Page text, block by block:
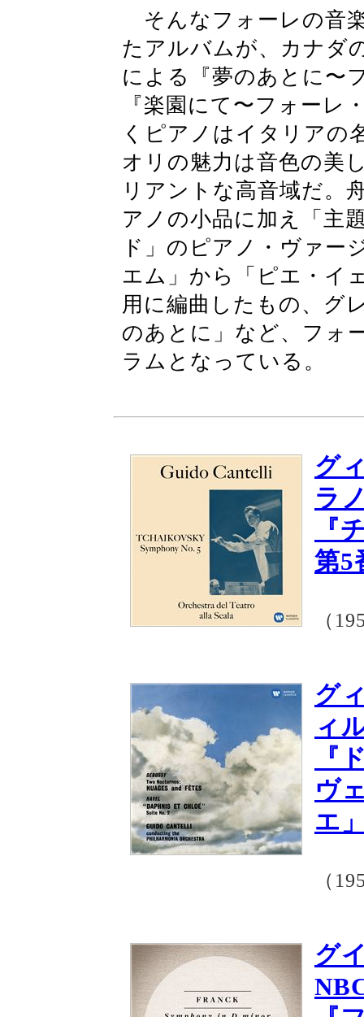
そんなフォーレの音
たアルバムが、カナダ
による『夢のあとに〜
『楽園にて〜フォーレ
くピアノはイタリアの
オリの魅力は音色の美
リアントな高音域だ。
アノの小品に加え「主
ド」のピアノ・ヴァー
エム」から「ピエ・イ
用に編曲したもの、グ
のあとに」など、フォ
ラムとなっている。
グ
ラ
『
第5
（
グ
ィ
『
ヴ
エ
（
グ